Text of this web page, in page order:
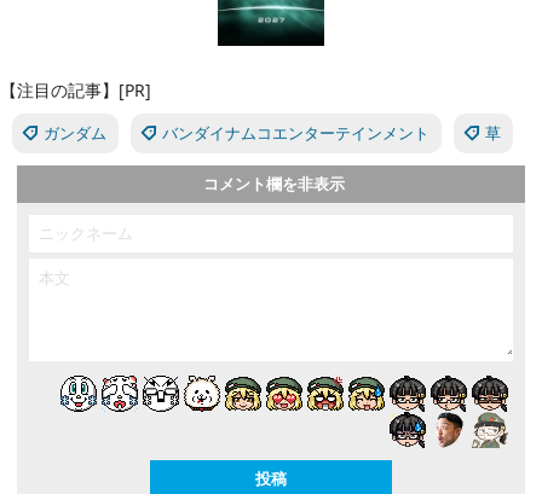
【注目の記事】[PR]
ガンダム バンダイナムコエンターテインメント 草
コメント欄を非表示